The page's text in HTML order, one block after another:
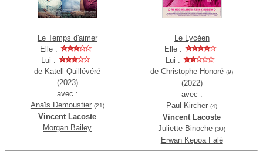
Le Temps d'aimer
Elle :
Lui :
de Katell Quillévéré
(2023)
avec :
Anaïs Demoustier (21)
Vincent Lacoste
Morgan Bailey
Le Lycéen
Elle :
Lui :
deChristophe Honoré (9)
(2022)
avec :
Paul Kircher (4)
Vincent Lacoste
Juliette Binoche (30)
Erwan Kepoa Falé